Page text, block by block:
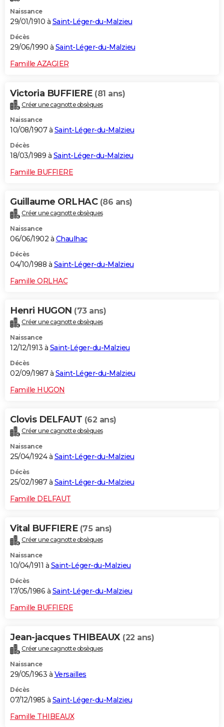
Naissance
29/01/1910 à Saint-Léger-du-Malzieu
Décès
29/06/1990 à Saint-Léger-du-Malzieu
Famille AZAGIER
Victoria BUFFIERE (81 ans)
Créer une cagnotte obsèques
Naissance
10/08/1907 à Saint-Léger-du-Malzieu
Décès
18/03/1989 à Saint-Léger-du-Malzieu
Famille BUFFIERE
Guillaume ORLHAC (86 ans)
Créer une cagnotte obsèques
Naissance
06/06/1902 à Chaulhac
Décès
04/10/1988 à Saint-Léger-du-Malzieu
Famille ORLHAC
Henri HUGON (73 ans)
Créer une cagnotte obsèques
Naissance
12/12/1913 à Saint-Léger-du-Malzieu
Décès
02/09/1987 à Saint-Léger-du-Malzieu
Famille HUGON
Clovis DELFAUT (62 ans)
Créer une cagnotte obsèques
Naissance
25/04/1924 à Saint-Léger-du-Malzieu
Décès
25/02/1987 à Saint-Léger-du-Malzieu
Famille DELFAUT
Vital BUFFIERE (75 ans)
Créer une cagnotte obsèques
Naissance
10/04/1911 à Saint-Léger-du-Malzieu
Décès
17/05/1986 à Saint-Léger-du-Malzieu
Famille BUFFIERE
Jean-jacques THIBEAUX (22 ans)
Créer une cagnotte obsèques
Naissance
29/05/1963 à Versailles
Décès
07/12/1985 à Saint-Léger-du-Malzieu
Famille THIBEAUX